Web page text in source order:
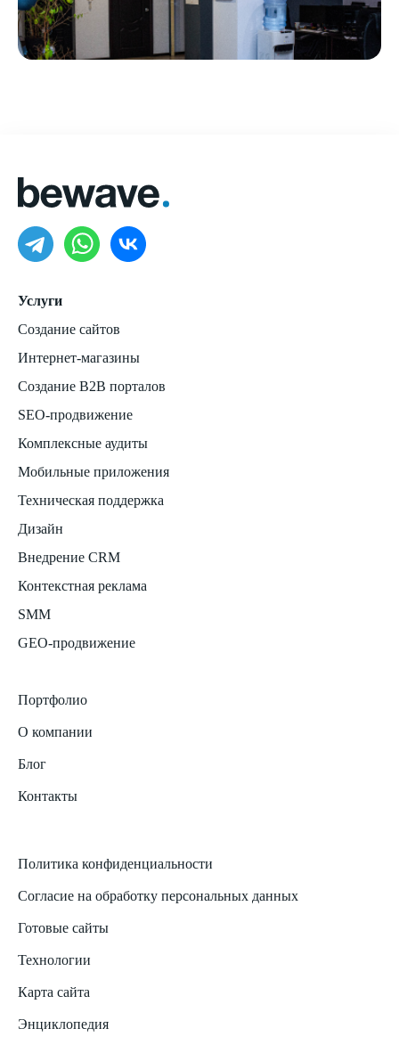
Услуги
Создание сайтов
Интернет-магазины
Создание B2B порталов
SEO-продвижение
Комплексные аудиты
Мобильные приложения
Техническая поддержка
Дизайн
Внедрение CRM
Контекстная реклама
SMM
GEO-продвижение
Портфолио
О компании
Блог
Контакты
Политика конфиденциальности
Согласие на обработку персональных данных
Готовые сайты
Технологии
Карта сайта
Энциклопедия